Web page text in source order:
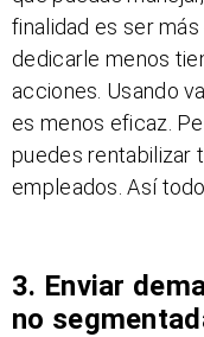
finalidad es ser
dedicarle menos
acciones. Usando
es menos eficaz.
puedes rentabilizar
empleados. Así
3. Enviar
no